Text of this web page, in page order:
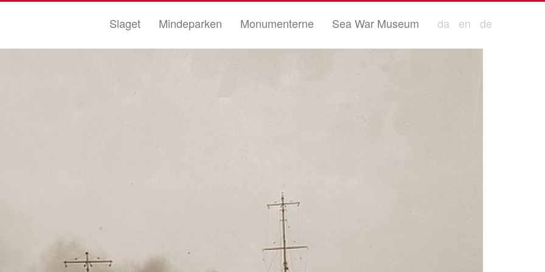
Slaget Mindeparken Monumenterne Sea War Museum da en de